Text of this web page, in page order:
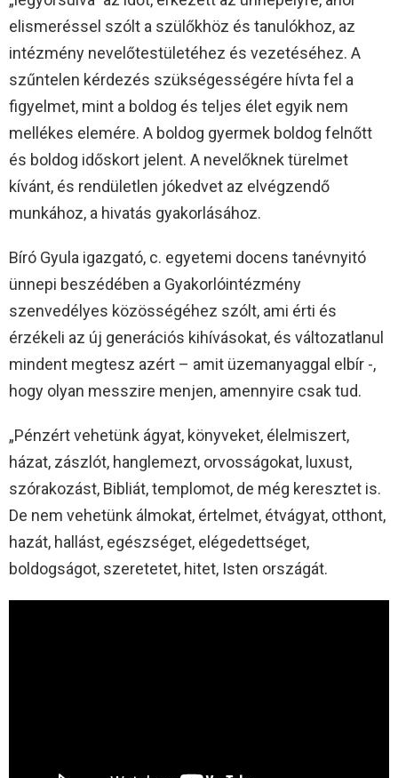
elismeréssel szólt a szülőkhöz és tanulókhoz, az
intézmény nevelőtestületéhez és vezetéséhez. A
szűntelen kérdezés szükségességére hívta fel a
figyelmet, mint a boldog és teljes élet egyik nem
mellékes elemére. A boldog gyermek boldog felnőtt
és boldog időskort jelent. A nevelőknek türelmet
kívánt, és rendületlen jókedvet az elvégzendő
munkához, a hivatás gyakorlásához.
Bíró Gyula igazgató, c. egyetemi docens tanévnyitó
ünnepi beszédében a Gyakorlóintézmény
szenvedélyes közösségéhez szólt, ami érti és
érzékeli az új generációs kihívásokat, és változatlanul
mindent megtesz azért – amit üzemanyaggal elbír -,
hogy olyan messzire menjen, amennyire csak tud.
„Pénzért vehetünk ágyat, könyveket, élelmiszert,
házat, zászlót, hanglemezt, orvosságokat, luxust,
szórakozást, Bibliát, templomot, de még keresztet is.
De nem vehetünk álmokat, értelmet, étvágyat, otthont,
hazát, hallást, egészséget, elégedettséget,
boldogságot, szeretetet, hitet, Isten országát.